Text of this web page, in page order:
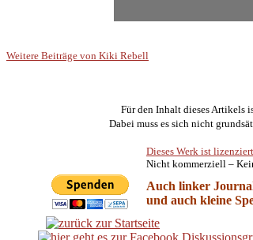
Weitere Beiträge von Kiki Rebell
Für den Inhalt dieses Artikels
Dabei muss es sich nicht
Dieses Werk ist
Nicht kommerziell –
Auch linker
und auch kleine